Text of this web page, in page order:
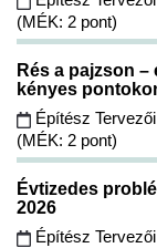
(MÉK: 2 pont)
Rés a pajzson
kényes
Építész
(MÉK: 2 pont)
Évtizedes
2026
Építész